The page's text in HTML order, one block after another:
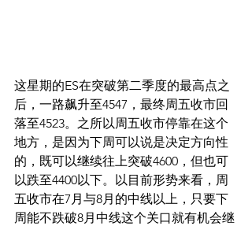
这星期的ES在突破第二季度的最高点之
后，一路飙升至4547，最终周五收市回
落至4523。之所以周五收市停靠在这个
地方，是因为下周可以说是决定方向性
的，既可以继续往上突破4600，但也可
以跌至4400以下。以目前形势来看，周
五收市在7月与8月的中线以上，只要下
周能不跌破8月中线这个关口就有机会继